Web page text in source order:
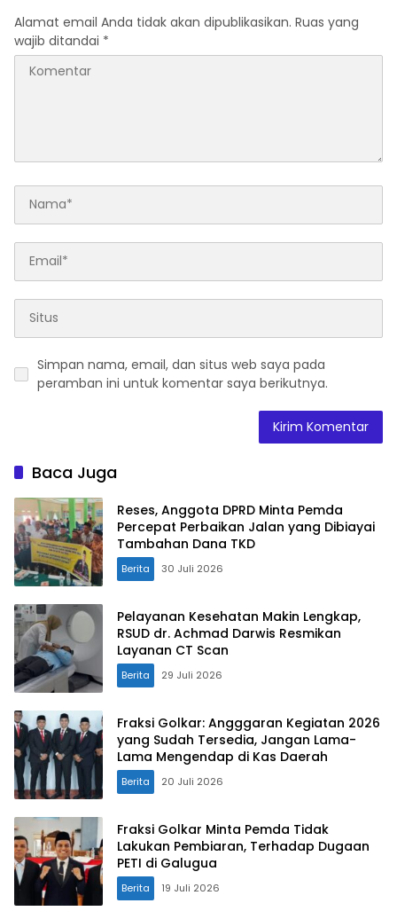
Alamat email Anda tidak akan dipublikasikan. Ruas yang
wajib ditandai *
Simpan nama, email, dan situs web saya pada
peramban ini untuk komentar saya berikutnya.
Baca Juga
Reses, Anggota DPRD Minta Pemda
Percepat Perbaikan Jalan yang Dibiayai
Tambahan Dana TKD
Berita 30 Juli 2026
Pelayanan Kesehatan Makin Lengkap,
RSUD dr. Achmad Darwis Resmikan
Layanan CT Scan
Berita 29 Juli 2026
Fraksi Golkar: Angggaran Kegiatan 2026
yang Sudah Tersedia, Jangan Lama-
Lama Mengendap di Kas Daerah
Berita 20 Juli 2026
Fraksi Golkar Minta Pemda Tidak
Lakukan Pembiaran, Terhadap Dugaan
PETI di Galugua
Berita 19 Juli 2026